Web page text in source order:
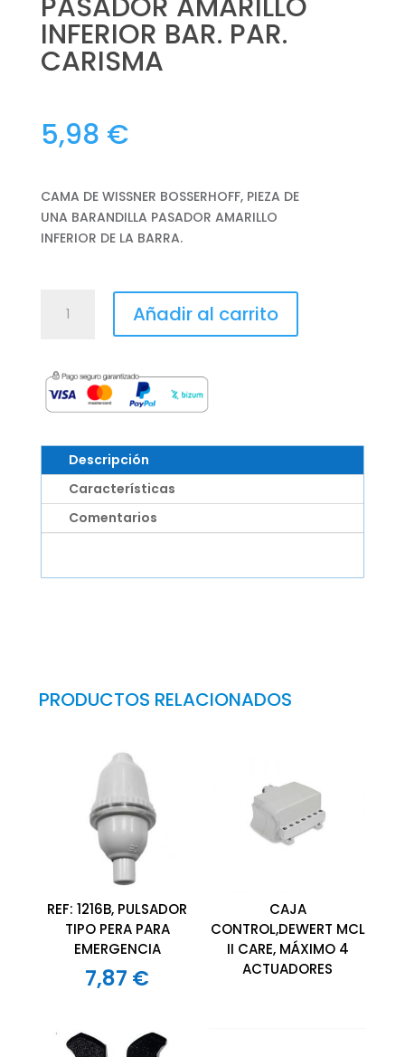
INFERIOR BAR. PAR.
CARISMA
5,98 €
CAMA DE WISSNER BOSSERHOFF, PIEZA DE
UNA BARANDILLA PASADOR AMARILLO
INFERIOR DE LA BARRA.
0127,
BOSSERHOFF,
PASADOR
INFERIOR
CARISMA
cantidad
Añadir al carrito
Descripción
Características
Comentarios
PRODUCTOS RELACIONADOS
REF: 1216B, PULSADOR
TIPO PERA PARA
EMERGENCIA
7,87 €
CAJA
CONTROL,DEWERT MCL
II CARE, MÁXIMO 4
ACTUADORES